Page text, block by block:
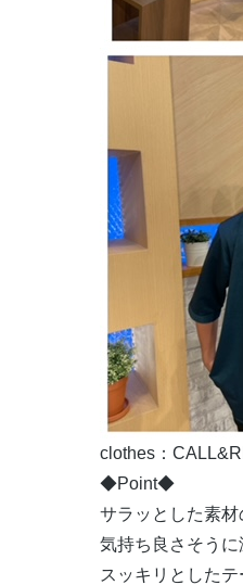
clothes：
◆Point◆
サラッとした素材
気持ち良さそうに
スッキリとした